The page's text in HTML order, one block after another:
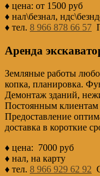
♦ цена: от 1500 руб
♦ нал\безнал,
♦ тел. 8 966 878 66 57
Аренда
Земляные работы
копка, планировка.
Демонтаж зданий,
Постоянным клиентам
Предоставление
доставка в короткие
♦ цена: 7000 руб
♦ нал, на карту
♦ тел. 8 966 929 62 92